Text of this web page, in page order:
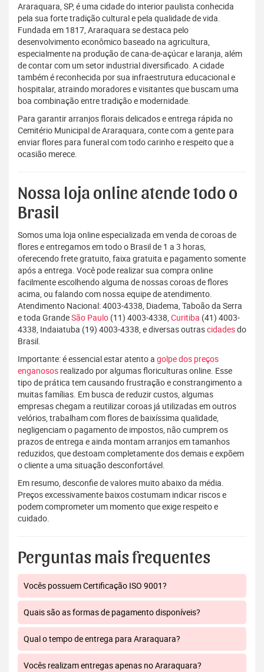
Araraquara, SP, é uma cidade do interior paulista conhecida
pela sua forte tradição cultural e pela qualidade de vida.
Fundada em 1817, Araraquara se destaca pelo
desenvolvimento econômico baseado na agricultura,
especialmente na produção de cana-de-açúcar e laranja, além
de contar com um setor industrial diversificado. A cidade
também é reconhecida por sua infraestrutura educacional e
hospitalar, atraindo moradores e visitantes que buscam uma
boa combinação entre tradição e modernidade.
Para garantir arranjos florais delicados e entrega rápida no
Cemitério Municipal de Araraquara, conte com a gente para
enviar flores para funeral com todo carinho e respeito que a
ocasião merece.
Nossa loja online atende todo o
Brasil
Somos uma loja online especializada em venda de coroas de
flores e entregamos em todo o Brasil de 1 a 3 horas,
oferecendo frete gratuito, faixa gratuita e pagamento somente
após a entrega. Você pode realizar sua compra online
facilmente escolhendo alguma de nossas coroas de flores
acima, ou falando com nossa equipe de atendimento.
Atendimento Nacional: 4003-4338, Diadema, Taboão da Serra
e toda GrandeSão Paulo (11) 4003-4338, Curitiba (41) 4003-
4338, Indaiatuba (19) 4003-4338, e diversas outrascidadesdo
Brasil.
Importante: é essencial estar atento a golpe dos preços
enganosos realizado por algumas floriculturas online. Esse
tipo de prática tem causando frustração e constrangimento a
muitas famílias. Em busca de reduzir custos, algumas
empresas chegam a reutilizar coroas já utilizadas em outros
velórios, trabalham com flores de baixíssima qualidade,
negligenciam o pagamento de impostos, não cumprem os
prazos de entrega e ainda montam arranjos em tamanhos
reduzidos, que destoam completamente dos demais e expõem
o cliente a uma situação desconfortável.
Em resumo, desconfie de valores muito abaixo da média.
Preços excessivamente baixos costumam indicar riscos e
podem comprometer um momento que exige respeito e
cuidado.
Perguntas mais frequentes
Vocês possuem Certificação ISO 9001?
Quais são as formas de pagamento disponíveis?
Qual o tempo de entrega para Araraquara?
Vocês realizam entregas apenas no Araraquara?